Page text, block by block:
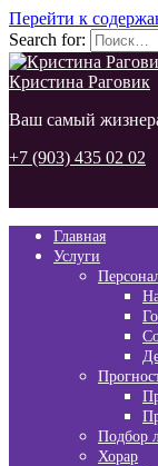
Перейти к
Search for:
Кристина Раговик
Ваш самый
+7 (903) 435 02 02
Главная
Услуги
Подбор
Хорар